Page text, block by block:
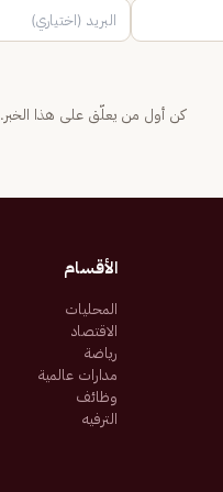
كن أول من يعلّق على هذا الخبر.
الأقسام
المحليات
الاقتصاد
رياضة
مدارات عالمية
وظائف
الترفيه